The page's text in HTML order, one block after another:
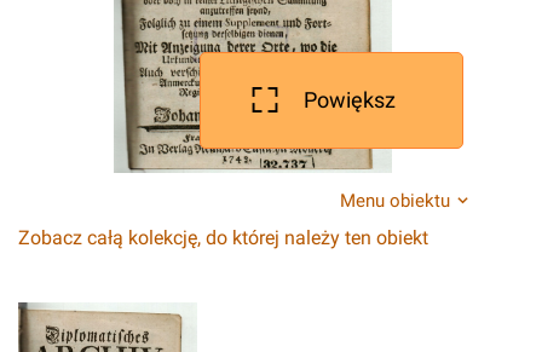
Powiększ
Menu obiektu
Zobacz całą kolekcję, do której należy ten obiekt